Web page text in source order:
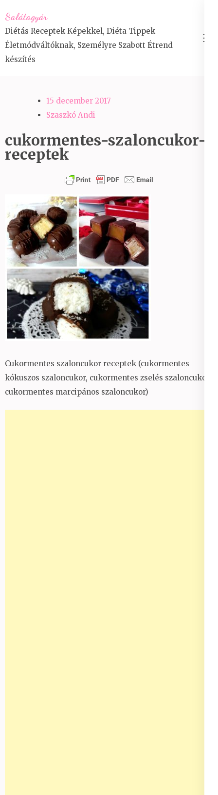
to
content
(Press
Enter)
Salátagyár
Diétás Receptek Képekkel, Diéta Tippek
Életmódváltóknak, Személyre Szabott Étrend
készítés
15 december 2017
Szaszkó Andi
cukormentes-szaloncukor-
receptek
Cukormentes szaloncukor receptek (cukormentes
kókuszos szaloncukor, cukormentes zselés szaloncukor,
cukormentes marcipános szaloncukor)